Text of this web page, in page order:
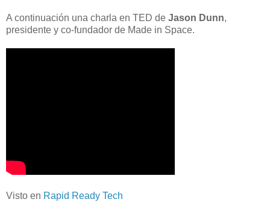
A continuación una charla en TED de Jason Dunn,
presidente y co-fundador de Made in Space.
Visto en Rapid Ready Tech